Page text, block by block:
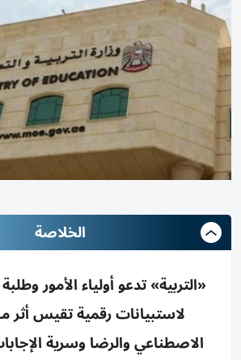
الخلاصة
لاستبيانات رقمية تقيس أثر
الاصطناعي والرضا وسرية الإجابات 2025-